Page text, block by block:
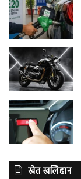
खेत खलिहान